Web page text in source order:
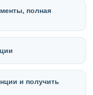
полная
и получить